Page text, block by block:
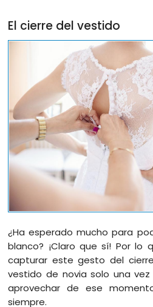
El cierre del vestido
¿Ha esperado mucho para
blanco? ¡Claro que sí! Por lo
capturar este gesto del
vestido de novia solo una
aprovechar de ese
siempre.